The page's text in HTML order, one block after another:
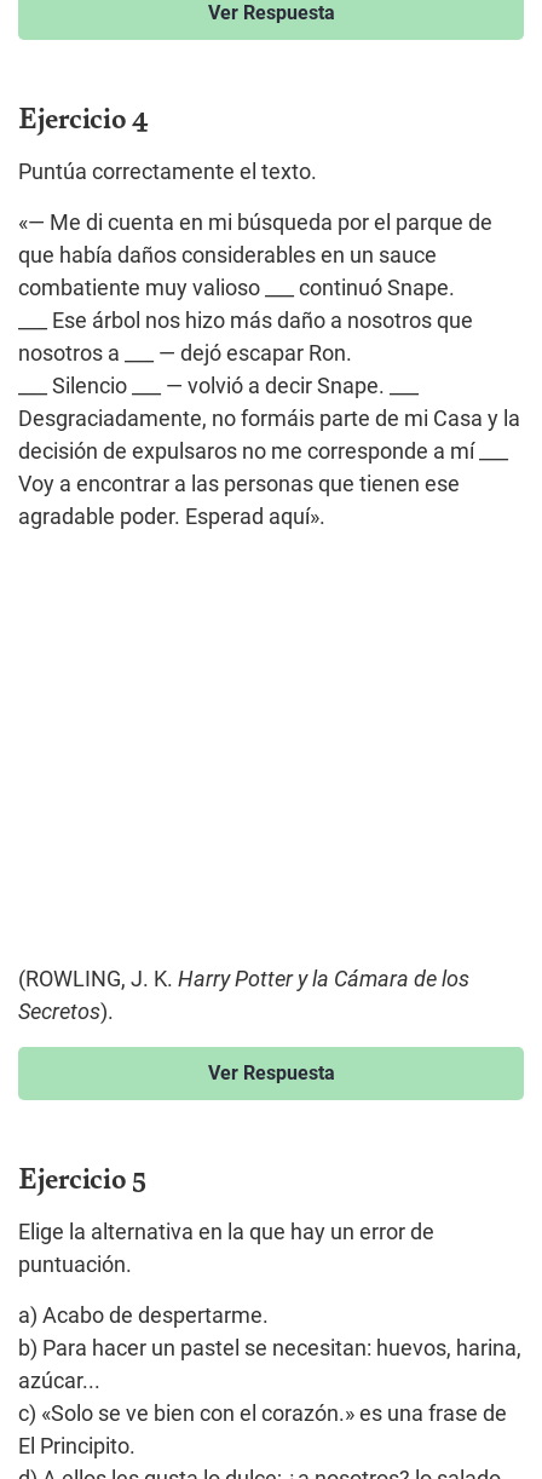
Ver Respuesta
Ejercicio 4
Puntúa correctamente el texto.
«— Me di cuenta en mi búsqueda por el parque de
que había daños considerables en un sauce
combatiente muy valioso ___ continuó Snape.
___ Ese árbol nos hizo más daño a nosotros que
nosotros a ___ — dejó escapar Ron.
___ Silencio ___ — volvió a decir Snape. ___
Desgraciadamente, no formáis parte de mi Casa y la
decisión de expulsaros no me corresponde a mí ___
Voy a encontrar a las personas que tienen ese
agradable poder. Esperad aquí».
(ROWLING, J. K. Harry Potter y la Cámara de los
Secretos).
Ver Respuesta
Ejercicio 5
Elige la alternativa en la que hay un error de
puntuación.
a) Acabo de despertarme.
b) Para hacer un pastel se necesitan: huevos, harina,
azúcar...
c) «Solo se ve bien con el corazón.» es una frase de
El Principito.